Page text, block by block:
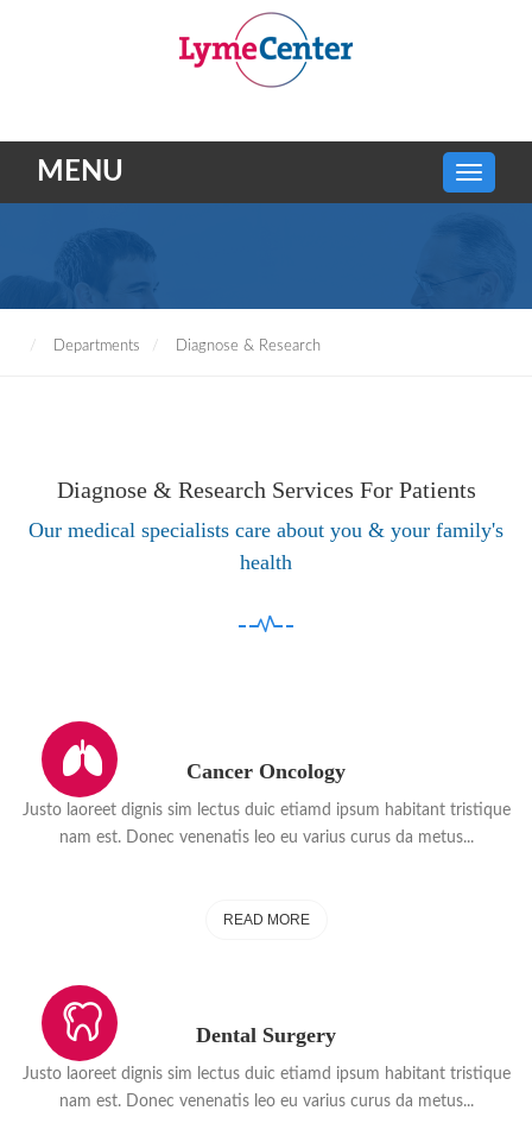
MENU
Departments Diagnose & Research
Diagnose & Research Services For Patients
Our medical specialists care about you & your family's
health
Cancer Oncology
Justo laoreet dignis sim lectus duic etiamd ipsum habitant tristique
nam est. Donec venenatis leo eu varius curus da metus...
READ MORE
Dental Surgery
Justo laoreet dignis sim lectus duic etiamd ipsum habitant tristique
nam est. Donec venenatis leo eu varius curus da metus...